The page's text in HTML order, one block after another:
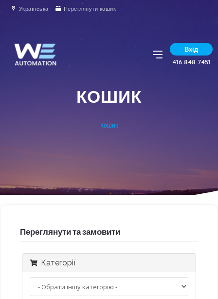
Українська Переглянути кошик
Вхід
416 848 7451
КОШИК
Кошик
Переглянути та замовити
Категорії